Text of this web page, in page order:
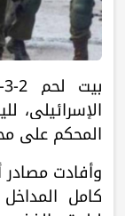
الإسرائيلي،
المحكم على
وأفادت مصادر
كامل